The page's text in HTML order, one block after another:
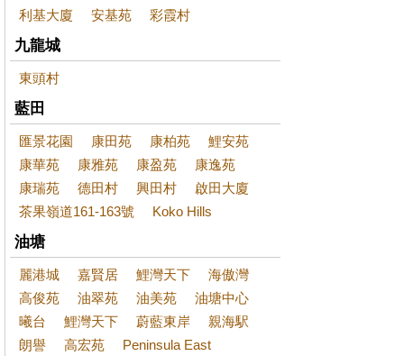
利基大廈 安基苑 彩霞村
九龍城
東頭村
藍田
匯景花園 康田苑 康柏苑
鯉安苑
康華苑
康雅苑 康盈苑
康逸苑
康瑞苑
德田村 興田村
啟田大廈
茶果嶺道161-163號
Koko Hills
油塘
麗港城 嘉賢居 鯉灣天下
海傲灣
高俊苑
油翠苑 油美苑
油塘中心
曦台
鯉灣天下 蔚藍東岸
親海駅
朗譽
高宏苑
Peninsula East